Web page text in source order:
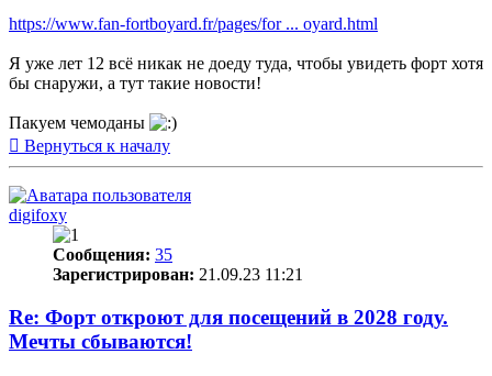
https://www.fan-fortboyard.fr/pages/for ... oyard.html
Я уже лет 12 всё никак не доеду туда, чтобы увидеть форт хотя
бы снаружи, а тут такие новости!
Пакуем чемоданы
Вернуться к началу
digifoxy
Сообщения: 35
Зарегистрирован: 21.09.23 11:21
Re: Форт откроют для посещений в 2028 году.
Мечты сбываются!